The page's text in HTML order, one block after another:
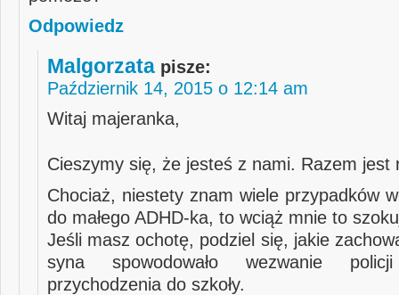
Odpowiedz
Malgorzata pisze:
Październik 14, 2015 o 12:14 am
Witaj majeranka,
Cieszymy się, że jesteś z nami. Razem jest
Chociaż, niestety znam wiele przypadków
do małego ADHD-ka, to wciąż mnie to
Jeśli masz ochotę, podziel się, jakie
syna spowodowało wezwanie
przychodzenia do szkoły.